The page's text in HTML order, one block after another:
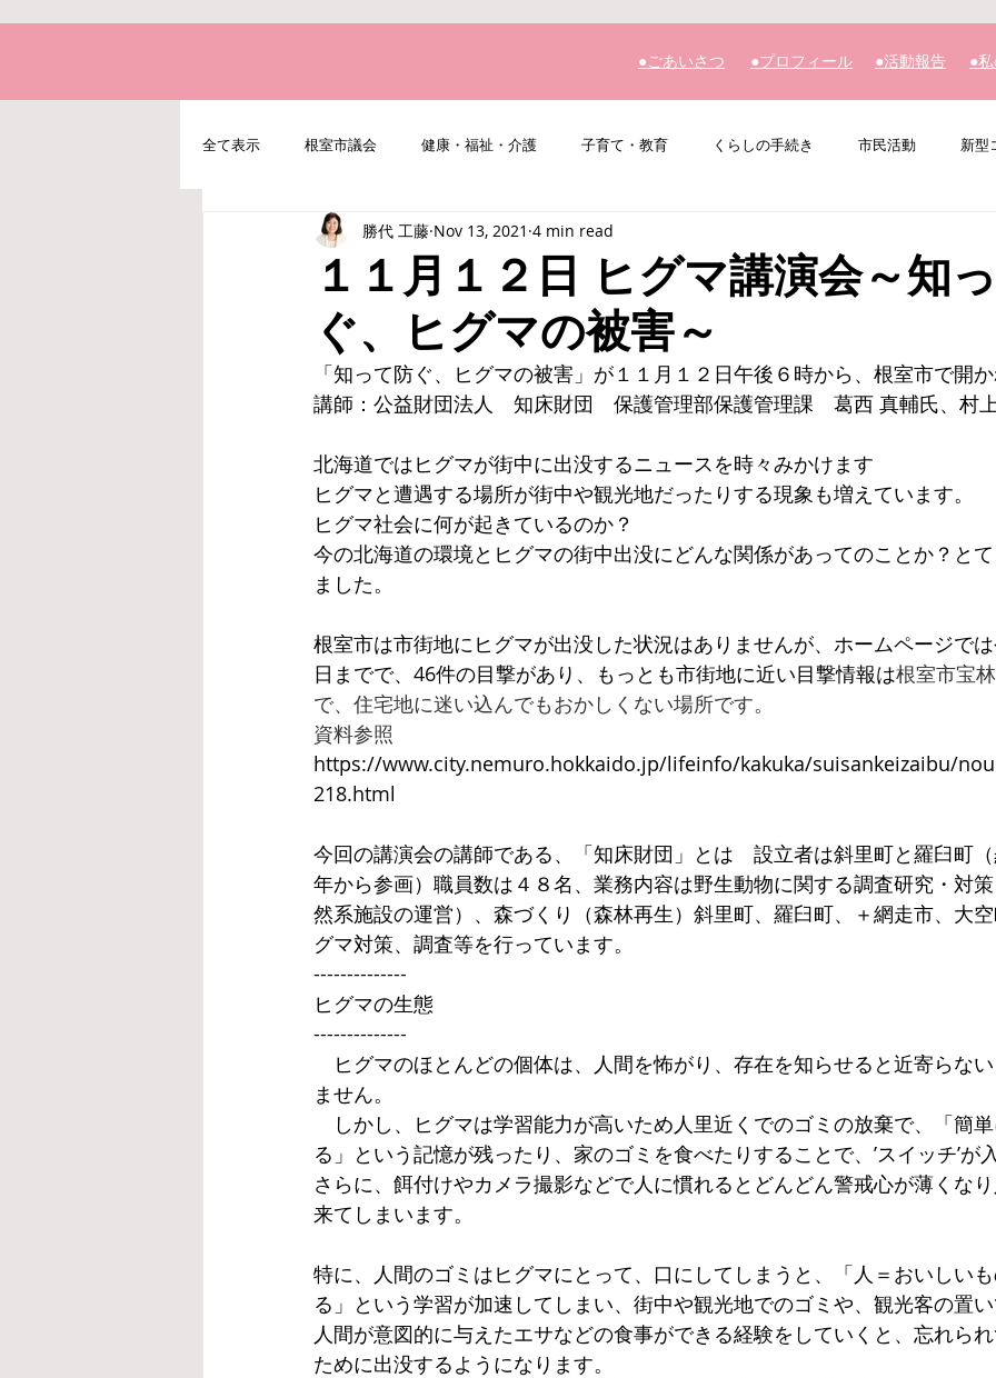
​●ごあいさつ ​●プロフィール ​●活動報告 ​●
全て表示 根室市議会 健康・福祉・介護 子育て・教育 くらしの手続き 市民活動 新型
地域経済・水産・農業 北方領土 その他
１１月１２日 ヒグマ講演会～知
ぐ、ヒグマの被害～
勝代 工藤 Nov 13, 2021 4 min read
「知って防ぐ、ヒグマの被害」が１１月１２日午後６時から、根室市で開
講師：公益財団法人　知床財団　保護管理部保護管理課　葛西 真輔氏、村
北海道ではヒグマが街中に出没するニュースを時々みかけます
ヒグマと遭遇する場所が街中や観光地だったりする現象も増えています。
ヒグマ社会に何が起きているのか？
今の北海道の環境とヒグマの街中出没にどんな関係があってのことか？と
ました。
根室市は市街地にヒグマが出没した状況はありませんが、ホームページで
日までで、46件の目撃があり、もっとも市街地に近い目撃情報は根室市宝
で、住宅地に迷い込んでもおかしくない場所です。
資料参照
https://www.city.nemuro.hokkaido.jp/lifeinfo/kakuka/suisankeizaibu/
218.html
今回の講演会の講師である、「知床財団」とは　設立者は斜里町と羅臼町
年から参画）職員数は４８名、業務内容は野生動物に関する調査研究・対
然系施設の運営）、森づくり（森林再生）斜里町、羅臼町、＋網走市、大
グマ対策、調査等を行っています。
--------------
ヒグマの生態
--------------
ヒグマのほとんどの個体は、人間を怖がり、存在を知らせると近寄らな
ません。
しかし、ヒグマは学習能力が高いため人里近くでのゴミの放棄で、「簡
る」という記憶が残ったり、家のゴミを食べたりすることで、’スイッチ’が
さらに、餌付けやカメラ撮影などで人に慣れるとどんどん警戒心が薄くな
来てしまいます。
特に、人間のゴミはヒグマにとって、口にしてしまうと、「人＝おいしい
る」という学習が加速してしまい、街中や観光地でのゴミや、観光客の置
人間が意図的に与えたエサなどの食事ができる経験をしていくと、忘れら
ために出没するようになります。